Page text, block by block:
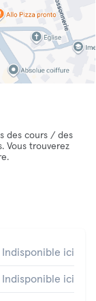
des cours / des
Vous trouverez
Indisponible ici
Indisponible ici